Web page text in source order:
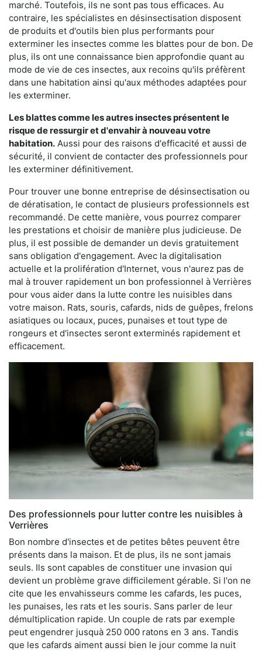
marché. Toutefois, ils ne sont pas tous efficaces. Au
contraire, les spécialistes en désinsectisation disposent
de produits et d'outils bien plus performants pour
exterminer les insectes comme les blattes pour de bon. De
plus, ils ont une connaissance bien approfondie quant au
mode de vie de ces insectes, aux recoins qu'ils préfèrent
dans une habitation ainsi qu'aux méthodes adaptées pour
les exterminer.
Les blattes comme les autres insectes présentent le
risque de ressurgir et d'envahir à nouveau votre
habitation. Aussi pour des raisons d'efficacité et aussi de
sécurité, il convient de contacter des professionnels pour
les exterminer définitivement.
Pour trouver une bonne entreprise de désinsectisation ou
de dératisation, le contact de plusieurs professionnels est
recommandé. De cette manière, vous pourrez comparer
les prestations et choisir de manière plus judicieuse. De
plus, il est possible de demander un devis gratuitement
sans obligation d'engagement. Avec la digitalisation
actuelle et la prolifération d'Internet, vous n'aurez pas de
mal à trouver rapidement un bon professionnel à Verrières
pour vous aider dans la lutte contre les nuisibles dans
votre maison. Rats, souris, cafards, nids de guêpes, frelons
asiatiques ou locaux, puces, punaises et tout type de
rongeurs et d'insectes seront exterminés rapidement et
efficacement.
Des professionnels pour lutter contre les nuisibles à
Verrières
Bon nombre d'insectes et de petites bêtes peuvent être
présents dans la maison. Et de plus, ils ne sont jamais
seuls. Ils sont capables de constituer une invasion qui
devient un problème grave difficilement gérable. Si l'on ne
cite que les envahisseurs comme les cafards, les puces,
les punaises, les rats et les souris. Sans parler de leur
démultiplication rapide. Un couple de rats par exemple
peut engendrer jusquà 250 000 ratons en 3 ans. Tandis
que les cafards aiment aussi bien le jour comme la nuit